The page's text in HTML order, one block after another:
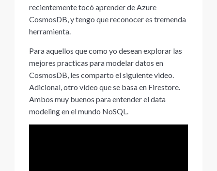
recientemente tocó aprender de Azure
CosmosDB, y tengo que reconocer es tremenda
herramienta.
Para aquellos que como yo desean explorar las
mejores practicas para modelar datos en
CosmosDB, les comparto el siguiente video.
Adicional, otro video que se basa en Firestore.
Ambos muy buenos para entender el data
modeling en el mundo NoSQL.